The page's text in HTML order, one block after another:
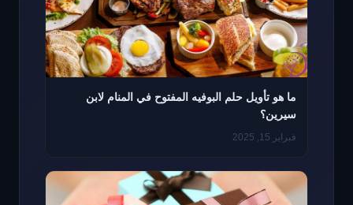
ما هو تأويل حلم البوفيه المفتوح في المنام لابن
سيرين؟
فبراير 15, 2025